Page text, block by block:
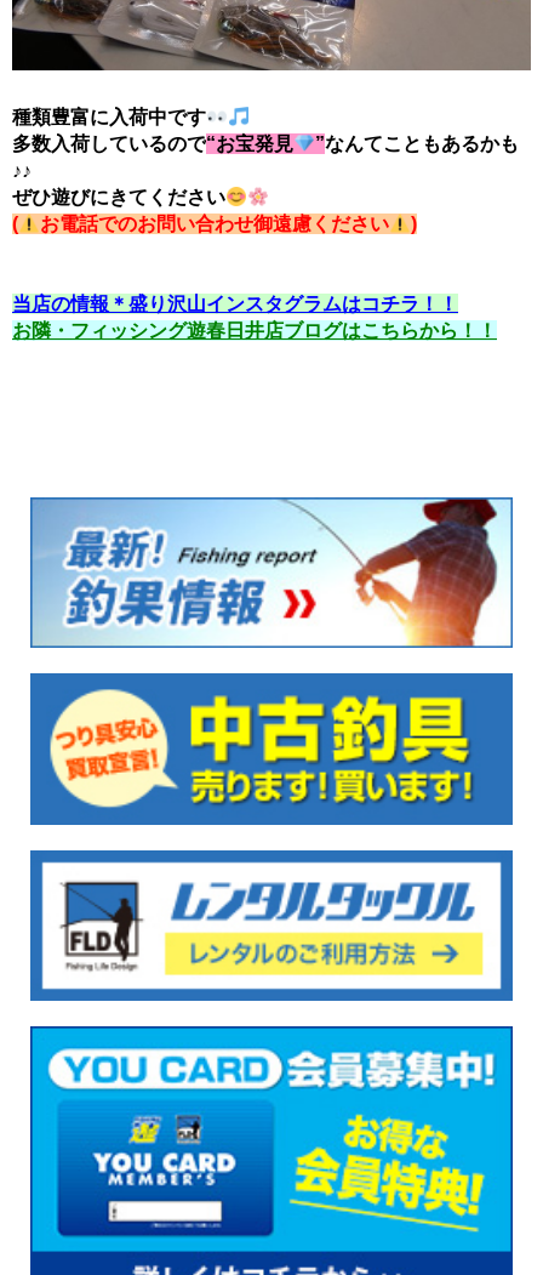
種類豊富に入荷中です
多数入荷しているので“お宝発見 ”なんてこともあるかも
♪♪
ぜひ遊びにきてください
(
お電話でのお問い合わせ御遠慮ください )
当店の情報＊盛り沢山インスタグラムはコチラ！！
お隣・フィッシング遊春日井店ブログはこちらから！！